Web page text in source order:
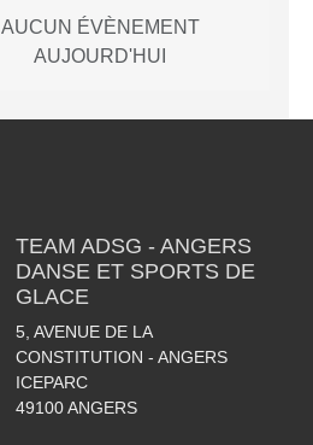
AUCUN ÉVÈNEMENT
AUJOURD'HUI
TEAM ADSG - ANGERS
DANSE ET SPORTS DE
GLACE
5, AVENUE DE LA
CONSTITUTION - ANGERS
ICEPARC
49100 ANGERS